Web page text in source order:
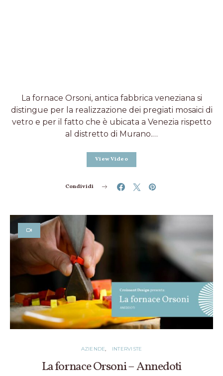
La fornace Orsoni, antica fabbrica veneziana si
distingue per la realizzazione dei pregiati mosaici di
vetro e per il fatto che è ubicata a Venezia rispetto
al distretto di Murano.…
View Video
Condividi
AZIENDE INTERVISTE
La fornace Orsoni – Annedoti